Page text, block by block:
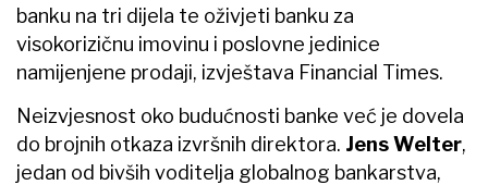
banku na tri dijela te oživjeti banku za
visokorizičnu imovinu i poslovne jedinice
namijenjene prodaji, izvještava Financial Times.
Neizvjesnost oko budućnosti banke već je dovela
do brojnih otkaza izvršnih direktora. Jens Welter,
jedan od bivših voditelja globalnog bankarstva,